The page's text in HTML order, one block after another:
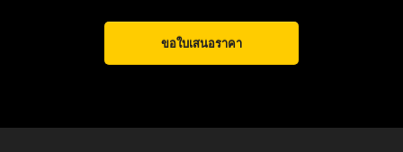
ขอใบเสนอราคา